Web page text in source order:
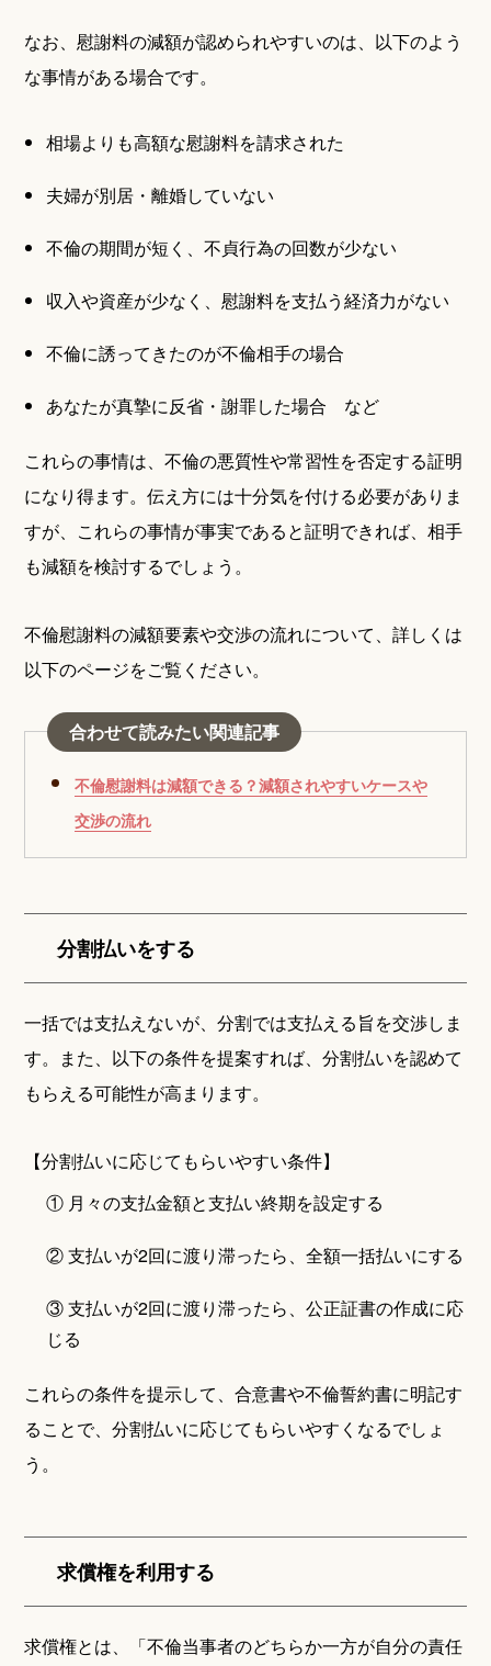
なお、慰謝料の減額が認められやすいのは、以下のよう
な事情がある場合です。
相場よりも高額な慰謝料を請求された
夫婦が別居・離婚していない
不倫の期間が短く、不貞行為の回数が少ない
収入や資産が少なく、慰謝料を支払う経済力がない
不倫に誘ってきたのが不倫相手の場合
あなたが真摯に反省・謝罪した場合 など
これらの事情は、不倫の悪質性や常習性を否定する証明
になり得ます。伝え方には十分気を付ける必要がありま
すが、これらの事情が事実であると証明できれば、相手
も減額を検討するでしょう。
不倫慰謝料の減額要素や交渉の流れについて、詳しくは
以下のページをご覧ください。
合わせて読みたい関連記事
不倫慰謝料は減額できる？減額されやすいケースや
交渉の流れ
分割払いをする
一括では支払えないが、分割では支払える旨を交渉しま
す。また、以下の条件を提案すれば、分割払いを認めて
もらえる可能性が高まります。
【分割払いに応じてもらいやすい条件】
① 月々の支払金額と支払い終期を設定する
② 支払いが2回に渡り滞ったら、全額一括払いにする
③ 支払いが2回に渡り滞ったら、公正証書の作成に応
じる
これらの条件を提示して、合意書や不倫誓約書に明記す
ることで、分割払いに応じてもらいやすくなるでしょ
う。
求償権を利用する
求償権とは、「不倫当事者のどちらか一方が自分の責任